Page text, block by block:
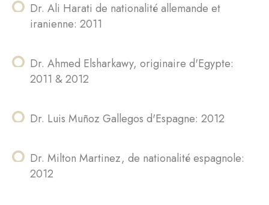
Dr. Ali Harati de nationalité allemande et
iranienne: 2011
Dr. Ahmed Elsharkawy, originaire d'Egypte:
2011 & 2012
Dr. Luis Muñoz Gallegos d'Espagne: 2012
Dr. Milton Martinez, de nationalité espagnole:
2012